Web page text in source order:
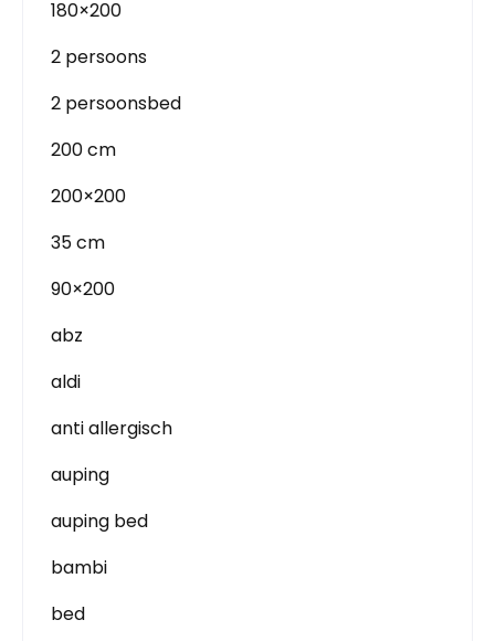
180×200
2 persoons
2 persoonsbed
200 cm
200×200
35 cm
90×200
abz
aldi
anti allergisch
auping
auping bed
bambi
bed